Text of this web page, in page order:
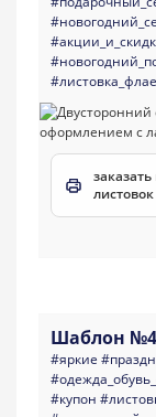
листовок
Шаблон
#яркие
#купон